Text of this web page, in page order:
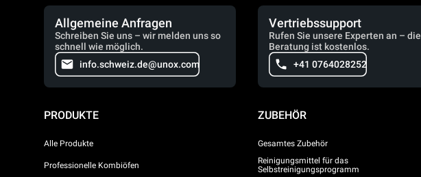
Allgemeine Anfragen
Schreiben Sie uns – wir melden uns so
schnell wie möglich.
info.schweiz.de@unox.com
Vertriebssupport
Rufen Sie unsere Experten an – die
Beratung ist kostenlos.
+41 0764028252
PRODUKTE
Alle Produkte
Professionelle Kombiöfen
ZUBEHÖR
Gesamtes Zubehör
Reinigungsmittel für das
Selbstreinigungsprogramm